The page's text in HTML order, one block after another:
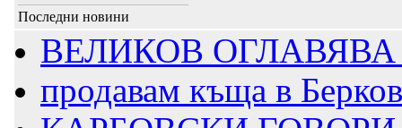
Последни новини
ВЕЛИКОВ
продавам къща в